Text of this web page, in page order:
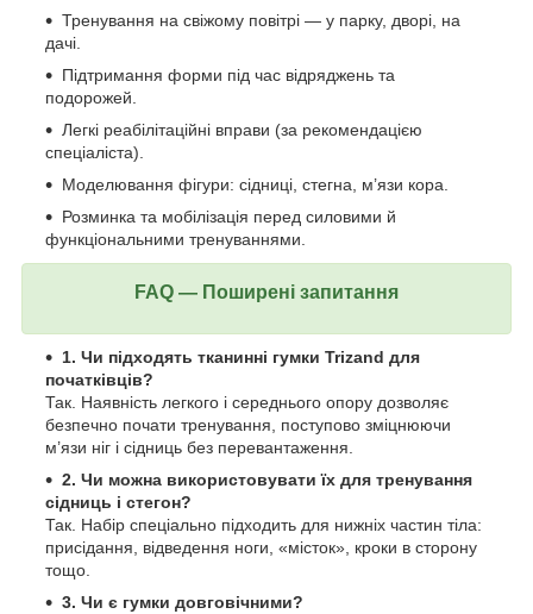
Тренування на свіжому повітрі — у парку, дворі, на
дачі.
Підтримання форми під час відряджень та
подорожей.
Легкі реабілітаційні вправи (за рекомендацією
спеціаліста).
Моделювання фігури: сідниці, стегна, м’язи кора.
Розминка та мобілізація перед силовими й
функціональними тренуваннями.
FAQ — Поширені запитання
1. Чи підходять тканинні гумки Trizand для
початківців?
Так. Наявність легкого і середнього опору дозволяє
безпечно почати тренування, поступово зміцнюючи
м’язи ніг і сідниць без перевантаження.
2. Чи можна використовувати їх для тренування
сідниць і стегон?
Так. Набір спеціально підходить для нижніх частин тіла:
присідання, відведення ноги, «місток», кроки в сторону
тощо.
3. Чи є гумки довговічними?